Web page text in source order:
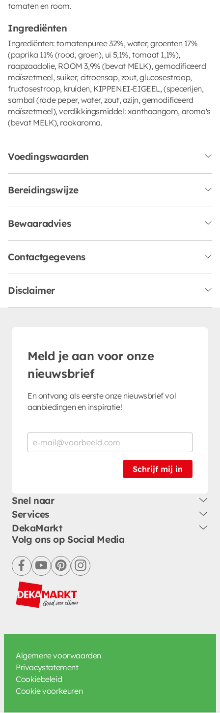
tomaten en room.
Ingrediënten
Ingrediënten: tomatenpuree 32%, water, groenten 17%
(paprika 11% (rood, groen), ui 5,1%, tomaat 1,1%),
raapzaadolie, ROOM 3,9% (bevat MELK), gemodificeerd
maïszetmeel, suiker, citroensap, zout, glucosestroop,
fructosestroop, kruiden, KIPPENEI-EIGEEL, (specerijen,
sambal (rode peper, water, zout, azijn, gemodificeerd
maïszetmeel), verdikkingsmiddel: xanthaangom, aroma's
(bevat MELK), rookaroma.
Voedingswaarden
Bereidingswijze
Bewaaradvies
Contactgegevens
Disclaimer
Meld je aan voor onze
nieuwsbrief
En ontvang als eerste onze nieuwsbrief vol
aanbiedingen en inspiratie!
Schrijf mij in
Snel naar
Services
DekaMarkt
Volg ons op Social Media
facebookyoutubepinterestinstagram
Algemene voorwaarden
Privacystatement
Cookiebeleid
Cookie voorkeuren